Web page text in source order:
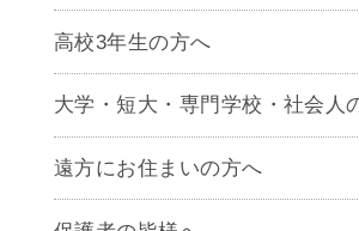
高校3年生の方へ
大学・短大・専門学校・社会人
遠方にお住まいの方へ